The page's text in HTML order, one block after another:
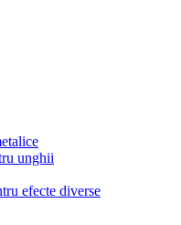
unghii
efecte diverse